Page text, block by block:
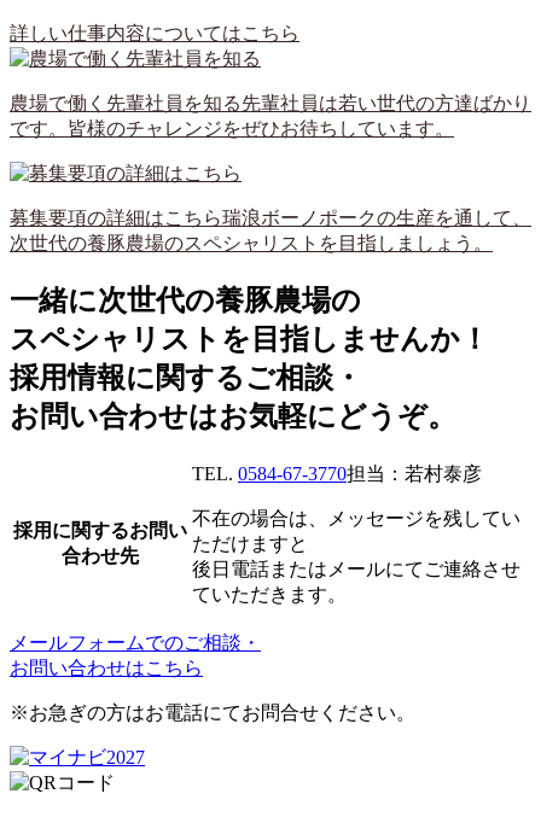
詳しい仕事内容についてはこちら
農場で働く先輩社員を知る先輩社員は若い世代の方達ばかり
です。皆様のチャレンジをぜひお待ちしています。
募集要項の詳細はこちら瑞浪ボーノポークの生産を通して、
次世代の養豚農場のスペシャリストを目指しましょう。
一緒に次世代の養豚農場の
スペシャリストを目指しませんか！
採用情報に関するご相談・
お問い合わせはお気軽にどうぞ。
採用に関するお問い
合わせ先
TEL. 0584-67-3770担当：若村泰彦
不在の場合は、メッセージを残してい
ただけますと
後日電話またはメールにてご連絡させ
ていただきます。
メールフォームでのご相談・
お問い合わせはこちら
※お急ぎの方はお電話にてお問合せください。